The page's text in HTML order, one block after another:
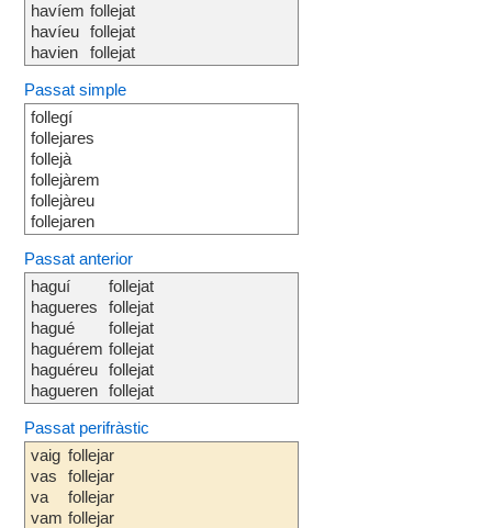
havíem
havíeu
havien
follejat
follejat
follejat
Passat simple
follegí
follejares
follejà
follejàrem
follejàreu
follejaren
Passat anterior
haguí
hagueres
hagué
haguérem
haguéreu
hagueren
follejat
follejat
follejat
follejat
follejat
follejat
Passat perifràstic
vaig
vas
va
vam
follejar
follejar
follejar
follejar